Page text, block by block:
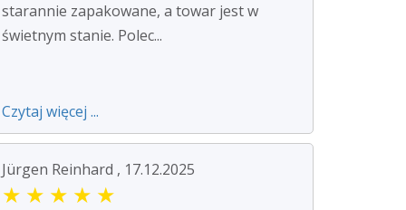
starannie zapakowane, a towar jest w
świetnym stanie. Polec...
Czytaj więcej ...
Jürgen Reinhard , 17.12.2025
★ ★ ★ ★ ★